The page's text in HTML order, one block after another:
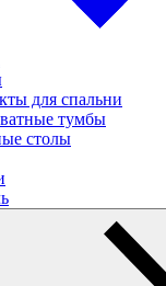
для спальни
тумбы
столы